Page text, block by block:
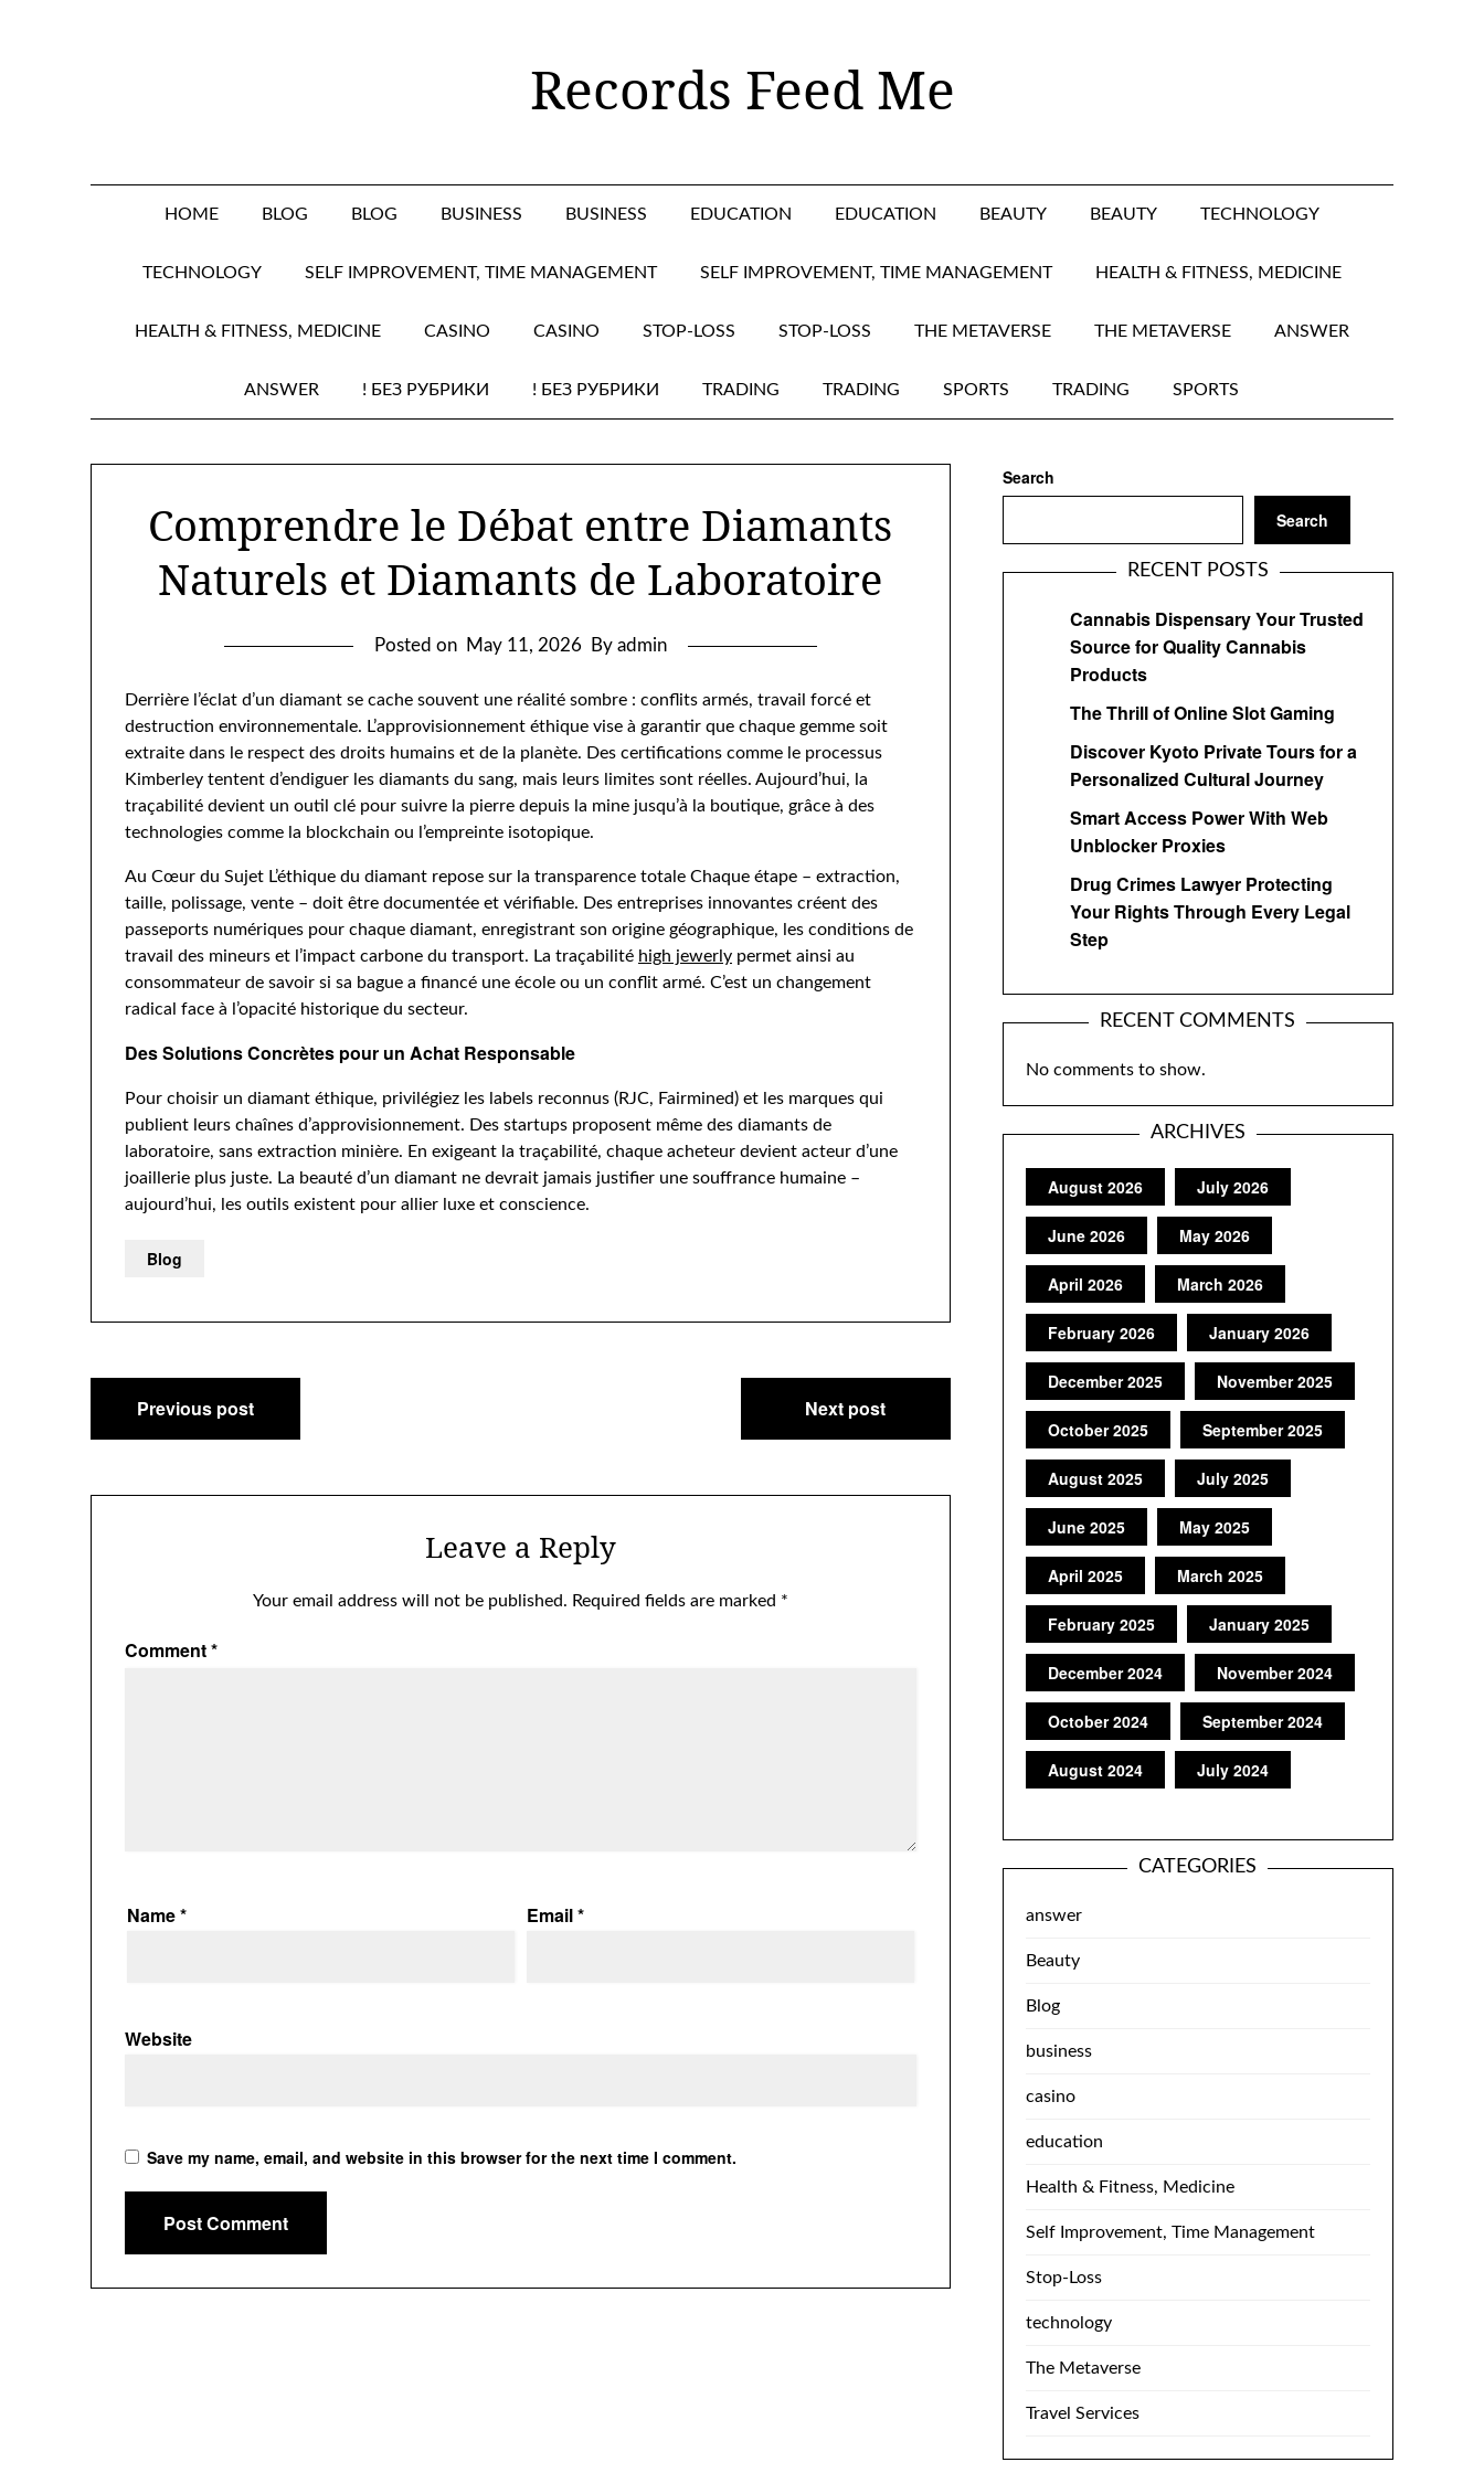
Records Feed Me
HOME BLOG BLOG BUSINESS BUSINESS EDUCATION EDUCATION BEAUTY BEAUTY TECHNOLOGY
TECHNOLOGY SELF IMPROVEMENT, TIME MANAGEMENT SELF IMPROVEMENT, TIME MANAGEMENT HEALTH & FITNESS, MEDICINE
HEALTH & FITNESS, MEDICINE CASINO CASINO STOP-LOSS STOP-LOSS THE METAVERSE THE METAVERSE ANSWER
ANSWER ! БЕЗ РУБРИКИ ! БЕЗ РУБРИКИ TRADING TRADING SPORTS TRADING SPORTS
Comprendre le Débat entre Diamants
Naturels et Diamants de Laboratoire
Posted on May 11, 2026 By admin
Derrière l’éclat d’un diamant se cache souvent une réalité sombre : conflits armés, travail forcé et
destruction environnementale. L’approvisionnement éthique vise à garantir que chaque gemme soit
extraite dans le respect des droits humains et de la planète. Des certifications comme le processus
Kimberley tentent d’endiguer les diamants du sang, mais leurs limites sont réelles. Aujourd’hui, la
traçabilité devient un outil clé pour suivre la pierre depuis la mine jusqu’à la boutique, grâce à des
technologies comme la blockchain ou l’empreinte isotopique.
Au Cœur du Sujet L’éthique du diamant repose sur la transparence totale Chaque étape – extraction,
taille, polissage, vente – doit être documentée et vérifiable. Des entreprises innovantes créent des
passeports numériques pour chaque diamant, enregistrant son origine géographique, les conditions de
travail des mineurs et l’impact carbone du transport. La traçabilité high jewerly permet ainsi au
consommateur de savoir si sa bague a financé une école ou un conflit armé. C’est un changement
radical face à l’opacité historique du secteur.
Des Solutions Concrètes pour un Achat Responsable
Pour choisir un diamant éthique, privilégiez les labels reconnus (RJC, Fairmined) et les marques qui
publient leurs chaînes d’approvisionnement. Des startups proposent même des diamants de
laboratoire, sans extraction minière. En exigeant la traçabilité, chaque acheteur devient acteur d’une
joaillerie plus juste. La beauté d’un diamant ne devrait jamais justifier une souffrance humaine –
aujourd’hui, les outils existent pour allier luxe et conscience.
Blog
Post
navigation
Previous post Next post
Leave a Reply
Your email address will not be published. Required fields are marked *
Comment*
Name* Email*
Website
Save my name, email, and website in this browser for the next time I comment.
Search
Search
RECENT POSTS
Cannabis Dispensary Your Trusted
Source for Quality Cannabis
Products
The Thrill of Online Slot Gaming
Discover Kyoto Private Tours for a
Personalized Cultural Journey
Smart Access Power With Web
Unblocker Proxies
Drug Crimes Lawyer Protecting
Your Rights Through Every Legal
Step
RECENT COMMENTS
No comments to show.
ARCHIVES
August 2026 July 2026
June 2026 May 2026
April 2026 March 2026
February 2026 January 2026
December 2025 November 2025
October 2025 September 2025
August 2025 July 2025
June 2025 May 2025
April 2025 March 2025
February 2025 January 2025
December 2024 November 2024
October 2024 September 2024
August 2024 July 2024
CATEGORIES
answer
Beauty
Blog
business
casino
education
Health & Fitness, Medicine
Self Improvement, Time Management
Stop-Loss
technology
The Metaverse
Travel Services